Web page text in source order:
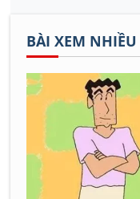
BÀI XEM NHIỀU